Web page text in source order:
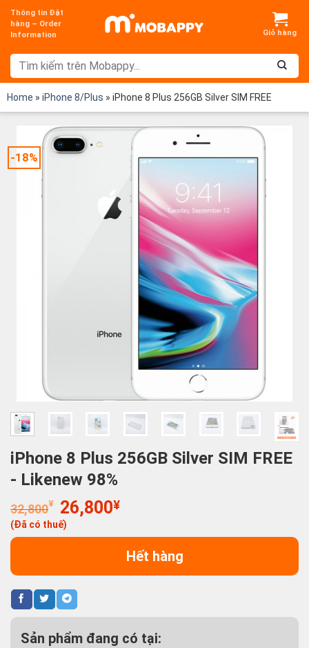
Chuyển
đến
dung
Thông tin Đặt
hàng – Order
Information
Home » iPhone 8/Plus » iPhone 8 Plus 256GB Silver SIM FREE
-18%
iPhone 8 Plus 256GB Silver SIM FREE
- Likenew 98%
32,800¥
Giá
gốc
là:
26,800¥Giá
tại
là:
26,800¥.
(Đã có thuế)
Hết hàng
Sản phẩm đang có tại: